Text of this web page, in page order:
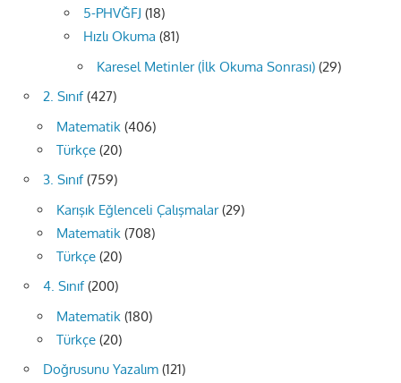
5-PHVĞFJ (18)
Hızlı Okuma (81)
Karesel Metinler (İlk Okuma Sonrası) (29)
2. Sınıf(427)
Matematik (406)
Türkçe (20)
3. Sınıf(759)
Karışık Eğlenceli Çalışmalar(29)
Matematik (708)
Türkçe (20)
4. Sınıf(200)
Matematik (180)
Türkçe (20)
Doğrusunu Yazalım (121)